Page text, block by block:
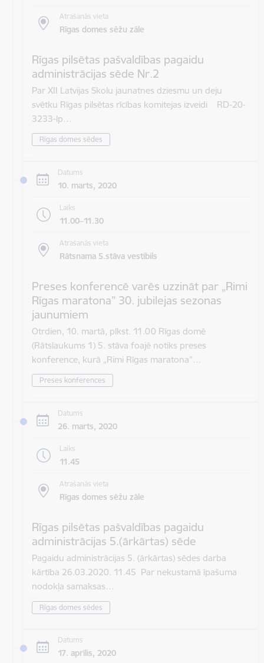
Atrašanās vieta
Rīgas domes sēžu zāle
Rīgas pilsētas pašvaldības pagaidu
administrācijas sēde Nr.2
Par XII Latvijas Skolu jaunatnes dziesmu un deju
svētku Rīgas pilsētas rīcības komitejas izveidi RD-20-
3233-lp…
Rīgas domes sēdes
Datums
10. marts, 2020
Laiks
11.00–11.30
Atrašanās vieta
Rātsnama 5.stāva vestibils
Preses konferencē varēs uzzināt par „Rimi
Rīgas maratona” 30. jubilejas sezonas
jaunumiem
Otrdien, 10. martā, plkst. 11.00 Rīgas domē
(Rātslaukums 1) 5. stāva foajē notiks preses
konference, kurā „Rimi Rīgas maratona”…
Preses konferences
Datums
26. marts, 2020
Laiks
11.45
Atrašanās vieta
Rīgas domes sēžu zāle
Rīgas pilsētas pašvaldības pagaidu
administrācijas 5.(ārkārtas) sēde
Pagaidu administrācijas 5. (ārkārtas) sēdes darba
kārtība 26.03.2020. 11.45 Par nekustamā īpašuma
nodokļa samaksas…
Rīgas domes sēdes
Datums
17. aprīlis, 2020